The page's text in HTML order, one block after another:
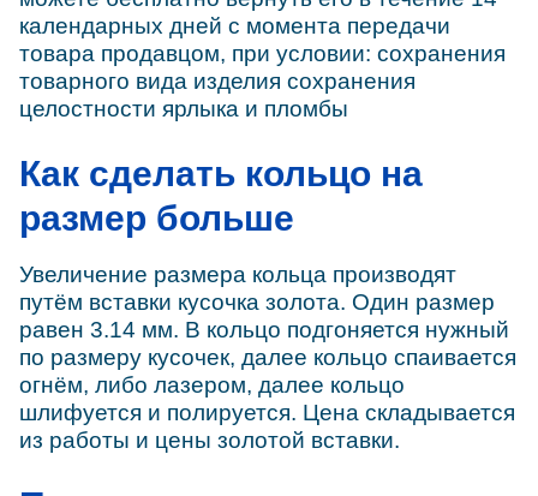
календарных дней с момента передачи
товара продавцом, при условии: сохранения
товарного вида изделия сохранения
целостности ярлыка и пломбы
Как сделать кольцо на
размер больше
Увеличение размера кольца производят
путём вставки кусочка золота. Один размер
равен 3.14 мм. В кольцо подгоняется нужный
по размеру кусочек, далее кольцо спаивается
огнём, либо лазером, далее кольцо
шлифуется и полируется. Цена складывается
из работы и цены золотой вставки.